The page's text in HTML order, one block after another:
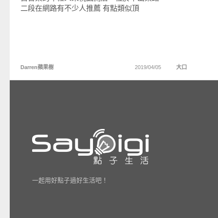
二段在網路有不少人推薦 有點類似頂
Darren蘋果樹 2019/04/05 大口
一起用好點子過好生活吧！